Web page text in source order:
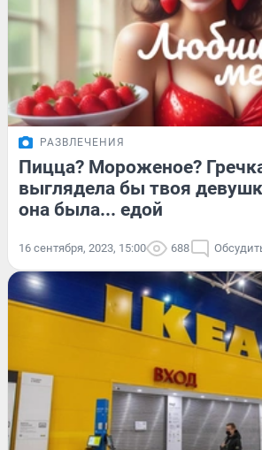
РАЗВЛЕЧЕНИЯ
Пицца? Мороженое?
выглядела бы твоя
она была... едой
16 сентября, 2023, 15:00 688